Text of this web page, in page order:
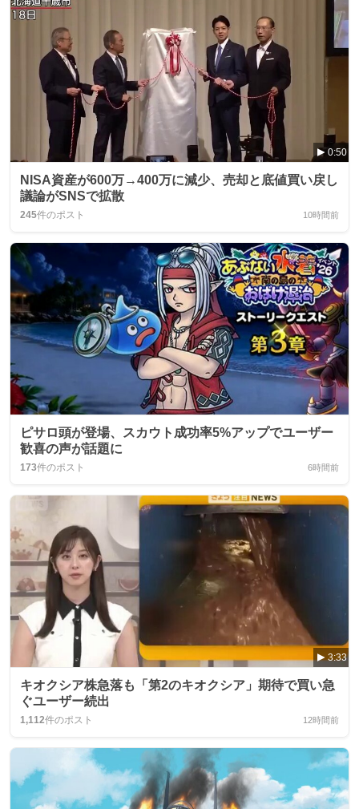
0:50
NISA資産が600万→400万に減少、売却と底値買い戻し
議論がSNSで拡散
245件のポスト 10時間前
ピサロ頭が登場、スカウト成功率5%アップでユーザー
歓喜の声が話題に
173件のポスト 6時間前
3:33
キオクシア株急落も「第2のキオクシア」期待で買い急
ぐユーザー続出
1,112件のポスト 12時間前